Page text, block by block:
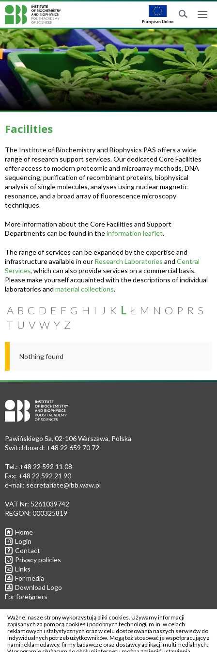
Facilities
The Institute of Biochemistry and Biophysics PAS offers a wide
range of research support services. Our dedicated Core Facilities
offer access to modern proteomic and microarray methods, DNA
sequencing, purification of recombinant proteins, biophysical
analysis of single molecules, analyses using nuclear magnetic
resonance, and a broad array of fluorescence microscopy
techniques.
More information about the Core Facilities and Support
Departments can be found in theinformation leaflet.
The range of services can be expanded by the expertise and
infrastructure available in our Research Laboratories and Central
Services, which can also provide services on a commercial basis.
Please make yourself acquainted with the descriptions of individual
laboratories and material collections.
A B C D E F G H I J K L Ł M N O P R S
T U V W Y Z
Nothing found
Pawińskiego 5a, 02-106 Warszawa, Polska
Switchboard: +48 22 659 70 72
Tel.: +48 22 592 11 08
Fax: +48 22 592 21 90
e-mail: secretariate@ibb.waw.pl
VAT Nr: 5261039742
REGON: 000325819
Home
Login
Contact
Privacy policies
Links
For media
Download Logo
For foreigners
Follow us
Ważne: nasze strony wykorzystują pliki cookies. Używamy informacji
zapisanych za pomocą cookies i podobnych technologii m.in. w celach
reklamowych i statystycznych oraz w celu dostosowania naszych serwisów do
indywidualnych potrzeb użytkowników. Mogą też stosować je współpracujący z
nami reklamodawcy, firmy badawcze oraz dostawcy aplikacji multimedialnych.